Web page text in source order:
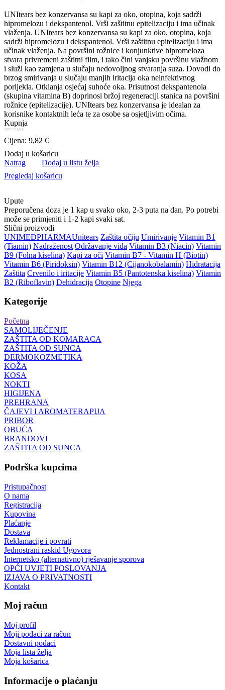
UNItears bez konzervansa su kapi za oko, otopina, koja sadrži
hipromelozu i dekspantenol. Vrši zaštitnu epitelizaciju i ima učinak
vlaženja. UNItears bez konzervansa su kapi za oko, otopina, koja
sadrži hipromelozu i dekspantenol. Vrši zaštitnu epitelizaciju i ima
učinak vlaženja. Na površini rožnice i konjunktive hipromeloza
stvara privremeni zaštitni film, i tako čini vanjsku površinu vlažnom
i služi kao zamjena u slučaju nedovoljnog stvaranja suza. Dovodi do
brzog smirivanja u slučaju manjih iritacija oka neinfektivnog
porijekla. Otklanja osjećaj suhoće oka. Prisutnost dekspantenola
(skupina vitamina B) doprinosi bržoj regeneraciji stanica na površini
rožnice (epitelizacije). UNItears bez konzervansa je idealan za
korisnike kontaktnih leća te za osobe sa osjetljivim očima.
Kupnja
VPC: 7,86 €
Cijena: 9,82 €
Dodaj u košaricu
Natrag
Dodaj u listu želja
Pregledaj košaricu
Upute
Preporučena doza je 1 kap u svako oko, 2-3 puta na dan. Po potrebi
može se primjeniti i 1-2 kapi svaki sat.
Slični proizvodi
UNIMEDPHARMAUnitears Zaštita očiju Umirivanje Vitamin B1
(Tiamin) Nadraženost Održavanje vida Vitamin B3 (Niacin) Vitamin
B9 (Folna kiselina) Kapi za oči Vitamin B7 - Vitamin H (Biotin)
Vitamin B6 (Piridoksin) Vitamin B12 (Cijanokobalamin) Hidratacija
Zaštita Crvenilo i iritacije Vitamin B5 (Pantotenska kiselina) Vitamin
B2 (Riboflavin) Dehidracija Otopine Njega
Kategorije
Početna
SAMOLIJEČENJE
ZAŠTITA OD KOMARACA
ZAŠTITA OD SUNCA
DERMOKOZMETIKA
KOŽA
KOSA
NOKTI
HIGIJENA
PREHRANA
ČAJEVI I AROMATERAPIJA
PRIBOR
OBUĆA
BRANDOVI
ZAŠTITA OD SUNCA
Podrška kupcima
Pristupačnost
O nama
Registracija
Kupovina
Plaćanje
Dostava
Reklamacije i povrati
Jednostrani raskid Ugovora
Internetsko (alternativno) rješavanje sporova
OPĆI UVJETI POSLOVANJA
IZJAVA O PRIVATNOSTI
Kontakt
Moj račun
Moj profil
Moji podaci za račun
Dostavni podaci
Moja lista želja
Moja košarica
Informacije o plaćanju